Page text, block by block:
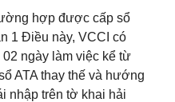
hợp được cấp sổ
1 Điều này, VCCI có
ngày làm việc kể từ
ATA thay thế và hướng
nhập trên tờ khai hải